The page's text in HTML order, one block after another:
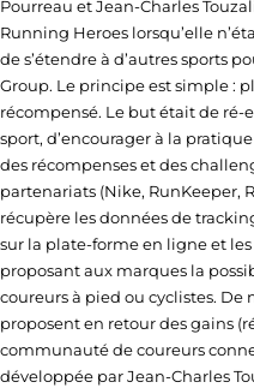
Pourreau et Jean-Charles
Running Heroes lorsqu’elle
de s’étendre à d’autres sports
Group. Le principe est simple :
récompensé. Le but était de
sport, d’encourager à la
des récompenses et des
partenariats (Nike, RunKeeper,
récupère les données de
sur la plate-forme en ligne et
proposant aux marques la
coureurs à pied ou cyclistes.
proposent en retour des gains
communauté de coureurs
développée par Jean-Charles